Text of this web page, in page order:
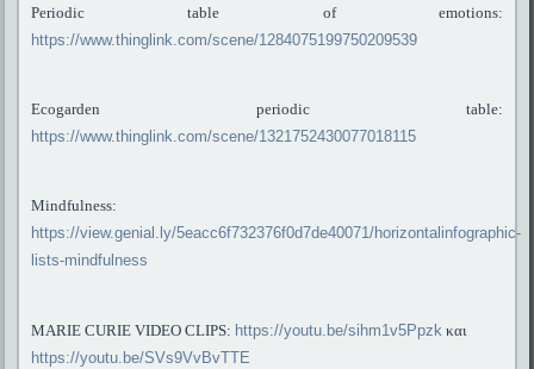
Periodic table of emotions:
https://www.thinglink.com/scene/1284075199750209539
Ecogarden periodic table:
https://www.thinglink.com/scene/1321752430077018115
Mindfulness:
https://view.genial.ly/5eacc6f732376f0d7de40071/horizontalinfographic-
lists-mindfulness
MARIE CURIE VIDEO CLIPS: https://youtu.be/sihm1v5Ppzk και
https://youtu.be/SVs9VvBvTTE